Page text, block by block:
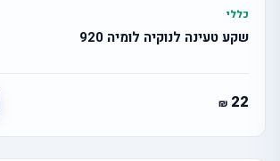
כללי
שקע טעינה לנוקיה לומיה 920
22